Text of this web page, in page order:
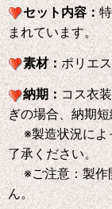
セット内容：
まれています。
素材：ポリエ
納期：コス衣
ぎの場合、納期
※製造状況によ
了承ください。
※ご注意：製作
ん。